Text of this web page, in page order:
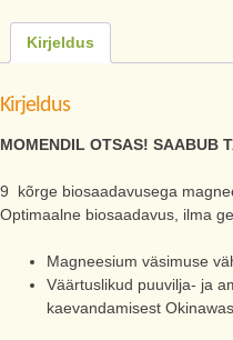
Kirjeldus
Kirjeldus
MOMENDIL OTSAS! SAABUB
9 kõrge biosaadavusega
Optimaalne biosaadavus, ilma
Magneesium väsimuse
Väärtuslikud puuvilja- ja
kaevandamisest Okinawas